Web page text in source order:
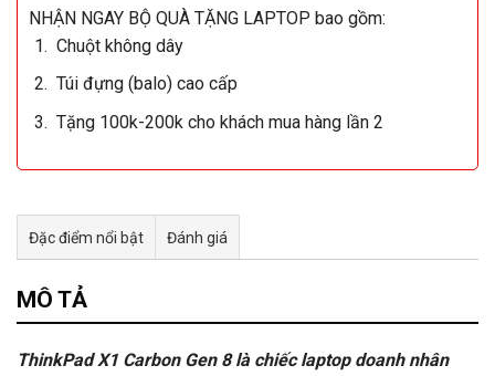
NHẬN NGAY BỘ QUÀ TẶNG LAPTOP bao gồm:
Chuột không dây
Túi đựng (balo) cao cấp
Tặng 100k-200k cho khách mua hàng lần 2
Đặc điểm nổi bật Đánh giá
Tư vấn & bán hàng qua Facebook
MÔ TẢ
ThinkPad X1 Carbon Gen 8 là chiếc laptop doanh nhân